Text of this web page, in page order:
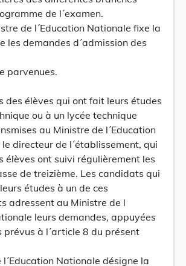
de l´examen.
de l´Education Nationale fixe la
les demandes d´admission des
parvenues.
des élèves qui ont fait leurs études
ou à un lycée technique
au Ministre de l´Education
directeur de l´établissement, qui
élèves ont suivi régulièrement les
de treizième. Les candidats qui
études à un de ces
adressent au Ministre de l
leurs demandes, appuyées
à l´article 8 du présent
l´Education Nationale désigne la